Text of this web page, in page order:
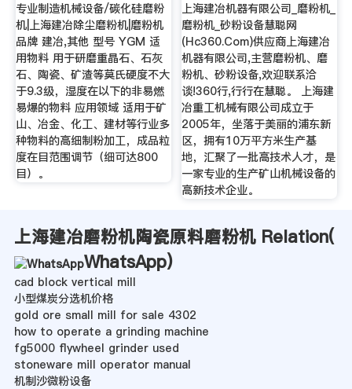
专业制造机械设备/碳化硅磨粉
机|上海建冶除尘磨粉机|磨粉机
品牌 建冶,其他 型号 YGM 适
用物料 用于研磨重晶石、石灰
石、陶瓷、矿渣等莫氏硬度不大
于9.3级，湿度在以下的非易燃
易爆的物料 应用领域 适用于矿
山、冶金、化工、建材等行业多
种物料的高细制粉加工，成品粒
度在目范围调节（细可达800
目）。
上海建冶机器有限公司_磨粉机_
磨粉机_砂粉设备慧聪网
(Hc360.Com)供应商上海建冶
机器有限公司,主营磨粉机、磨
粉机、砂粉设备,欢迎联系洽
谈!360行,行行在慧聪。 上海建
冶重工机械有限公司成立于
2005年，坐落于美丽的浦东新
区，拥有10万平方米生产基
地，汇聚了一批高技术人才，是
一家专业的生产矿山机械设备的
高新技术企业。
上海建冶磨粉机陶瓷原料磨粉机 Relation(
WhatsApp)
cad block vertical mill
小型煤炭分选机价格
gold ore small mill for sale 4302
how to operate a grinding machine
fg5000 flywheel grinder used
stoneware mill operator manual
机制沙微粉设备